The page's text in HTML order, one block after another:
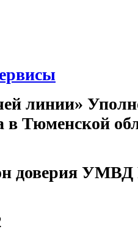
линии»
в Тюменской
доверия УМВД